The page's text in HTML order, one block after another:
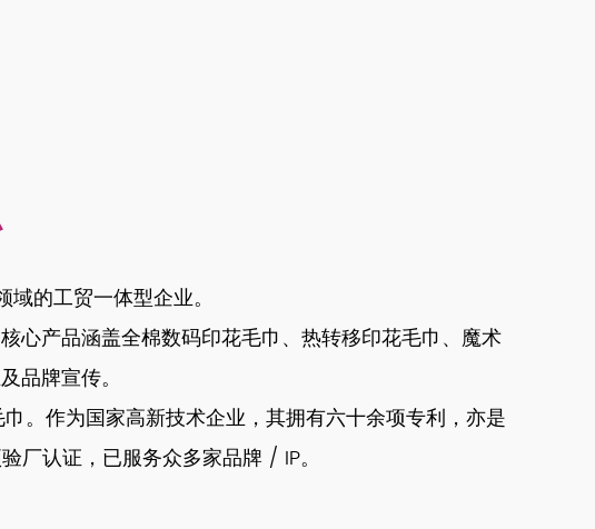
的工贸一体型企业。
心产品涵盖全棉数码印花毛巾、热转移印花毛巾、魔术
品牌宣传。
。作为国家高新技术企业，其拥有六十余项专利，亦是
厂认证，已服务众多家品牌 / IP。